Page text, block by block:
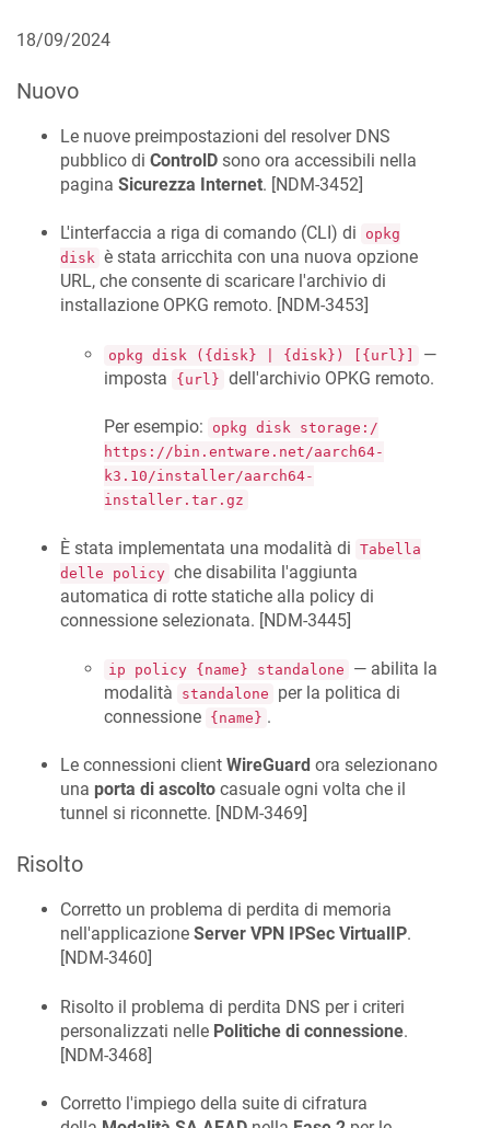
18/09/2024
Nuovo
Le nuove preimpostazioni del resolver DNS
pubblico di ControlD sono ora accessibili nella
pagina Sicurezza Internet. [NDM-3452]
L'interfaccia a riga di comando (CLI) di
opkg
disk è stata arricchita con una nuova opzione
URL, che consente di scaricare l'archivio di
installazione OPKG remoto. [NDM-3453]
opkg disk ({disk} | {disk}) [{url}]
—
imposta
{url} dell'archivio OPKG remoto.
Per esempio:
opkg disk storage:/
https://bin.entware.net/aarch64-
k3.10/installer/aarch64-
installer.tar.gz
È stata implementata una modalità di Tabella
delle policy che disabilita l'aggiunta
automatica di rotte statiche alla policy di
connessione selezionata. [NDM-3445]
ip policy {name} standalone
— abilita la
modalità
standalone
per la politica di
connessione {name} .
Le connessioni client WireGuard ora selezionano
una porta di ascolto casuale ogni volta che il
tunnel si riconnette. [NDM-3469]
Risolto
Corretto un problema di perdita di memoria
nell'applicazione Server VPN IPSec VirtualIP.
[NDM-3460]
Risolto il problema di perdita DNS per i criteri
personalizzati nelle Politiche di connessione.
[NDM-3468]
Corretto l'impiego della suite di cifratura